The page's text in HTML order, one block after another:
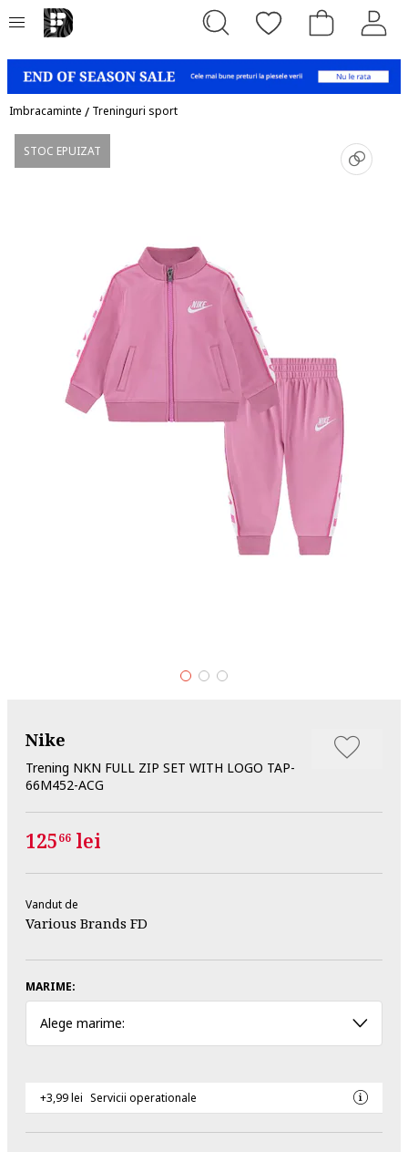
Imbracaminte / Treninguri sport
STOC EPUIZAT
Nike
Trening NKN FULL ZIP SET WITH LOGO TAP-
66M452-ACG
12566 lei
Vandut de
Various Brands FD
MARIME:
Alege marime:
+3,99 lei Servicii operationale